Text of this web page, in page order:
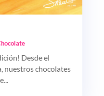
Desde el
nuestros chocolates